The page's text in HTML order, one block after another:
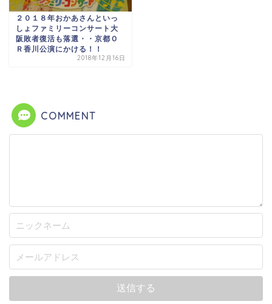
２０１８年おかあさんといっ
しょファミリーコンサート大
阪敗者復活も落選・・京都Ｏ
Ｒ香川公演にかける！！
2018年12月16日
COMMENT